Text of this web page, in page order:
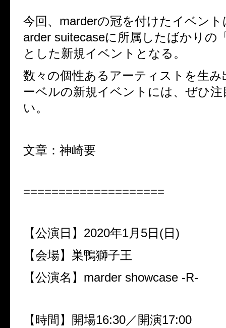
今回、 marderの冠を付けたイベント
arder suitecaseに所属したばかりの
とした新規イベントとなる。
数々の個性あるアーティストを生
ーベルの新規イベントには、ぜひ
い。
文章：神崎要
====================
【公演日】 2020年1月 5日(日)
【会場】巣鴨獅子王
【公演名】 marder showcase -R-
【時間】開場16:30／開演17:00